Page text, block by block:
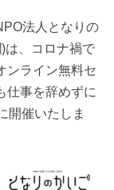
法人となりの
は、コロナ禍で
ンライン無料セ
仕事を辞めずに
開催いたしま